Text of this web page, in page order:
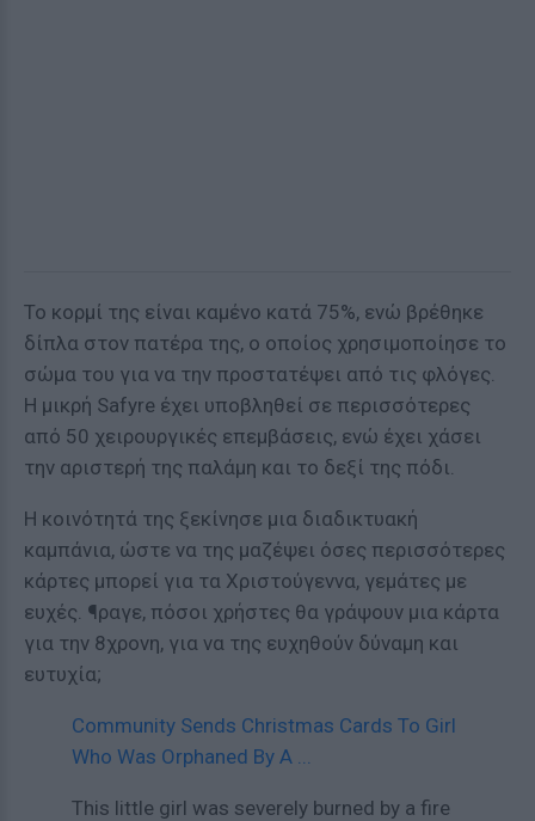
Το κορμί της είναι καμένο κατά 75%, ενώ βρέθηκε
δίπλα στον πατέρα της, ο οποίος χρησιμοποίησε το
σώμα του για να την προστατέψει από τις φλόγες.
Η μικρή Safyre έχει υποβληθεί σε περισσότερες
από 50 χειρουργικές επεμβάσεις, ενώ έχει χάσει
την αριστερή της παλάμη και το δεξί της πόδι.
Η κοινότητά της ξεκίνησε μια διαδικτυακή
καμπάνια, ώστε να της μαζέψει όσες περισσότερες
κάρτες μπορεί για τα Χριστούγεννα, γεμάτες με
ευχές. ¶ραγε, πόσοι χρήστες θα γράψουν μια κάρτα
για την 8χρονη, για να της ευχηθούν δύναμη και
ευτυχία;
Community Sends Christmas Cards To Girl
Who Was Orphaned By A ...
This little girl was severely burned by a fire